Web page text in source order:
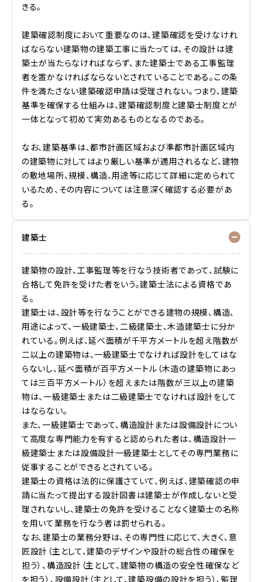
きる。
建築確認制度において重要なのは、建築確認を受けなけれ
ばならない建築物の建築工事に当たっては、その設計は建
築士が当たらなければならず、また建築士である工事監理
者を置かなければならないとされていることである。この条
件を満たさない建築確認申請は受理されない。つまり、建築
基準を確保する仕組みは、建築確認制度と建築士制度とが
一体となって初めて実効あるものとなるのである。
なお、建築基準は、都市計画区域および準都市計画区域内
の建築物に対してはより厳しい基準が適用されるなど、建物
の敷地場所、規模、構造、用途等に応じて詳細に定められて
いるため、その内容については注意深く確認する必要があ
る。
建築士
建築物の設計、工事監理等を行なう技術者であって、試験に
合格して免許を受けた者をいう。建築士法による資格であ
る。
建築士は、設計等を行なうことができる建物の規模、構造、
用途によって、一級建築士、二級建築士、木造建築士に分か
れている。例えば、延べ面積が千平方メートルを超え階数が
二以上の建築物は、一級建築士でなければ設計をしてはな
らないし、延べ面積が百平方メートル（木造の建築物にあっ
ては三百平方メートル）を超えまたは階数が三以上の建築
物は、一級建築士または二級建築士でなければ設計をして
はならない。
また、一級建築士であって、構造設計または設備設計につい
て高度な専門能力を有すると認められた者は、構造設計一
級建築士または設備設計一級建築士としてその専門業務に
従事することができるとされている。
建築士の資格は法的に保護さていて、例えば、建築確認の申
請に当たって提出する設計図書は建築士が作成しないと受
理されないし、建築士の免許を受けることなく建築士の名称
を用いて業務を行なう者は罰せられる。
なお、建築士の業務分野は、その専門性に応じて、大きく、意
匠設計（主として、建築のデザインや設計の総合性の確保を
担う）、構造設計（主として、建築物の構造の安全性確保など
を担う）、設備設計（主として、建築設備の設計を担う）、監理